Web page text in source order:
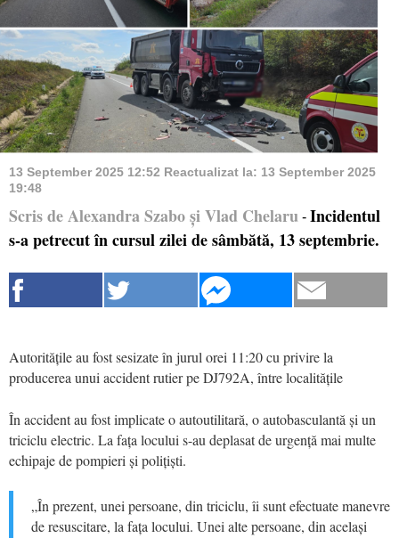
13 September 2025 12:52 Reactualizat la: 13 September 2025
19:48
Scris de Alexandra Szabo și Vlad Chelaru - Incidentul
s-a petrecut în cursul zilei de sâmbătă, 13 septembrie.
Autoritățile au fost sesizate în jurul orei 11:20 cu privire la
producerea unui accident rutier pe DJ792A, între localitățile
În accident au fost implicate o autoutilitară, o autobasculantă și un
triciclu electric. La fața locului s-au deplasat de urgență mai multe
echipaje de pompieri și polițiști.
„În prezent, unei persoane, din triciclu, îi sunt efectuate manevre
de resuscitare, la fața locului. Unei alte persoane, din același